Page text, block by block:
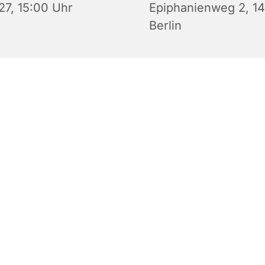
15:00 Uhr
Epiphanienweg 2,
Berlin